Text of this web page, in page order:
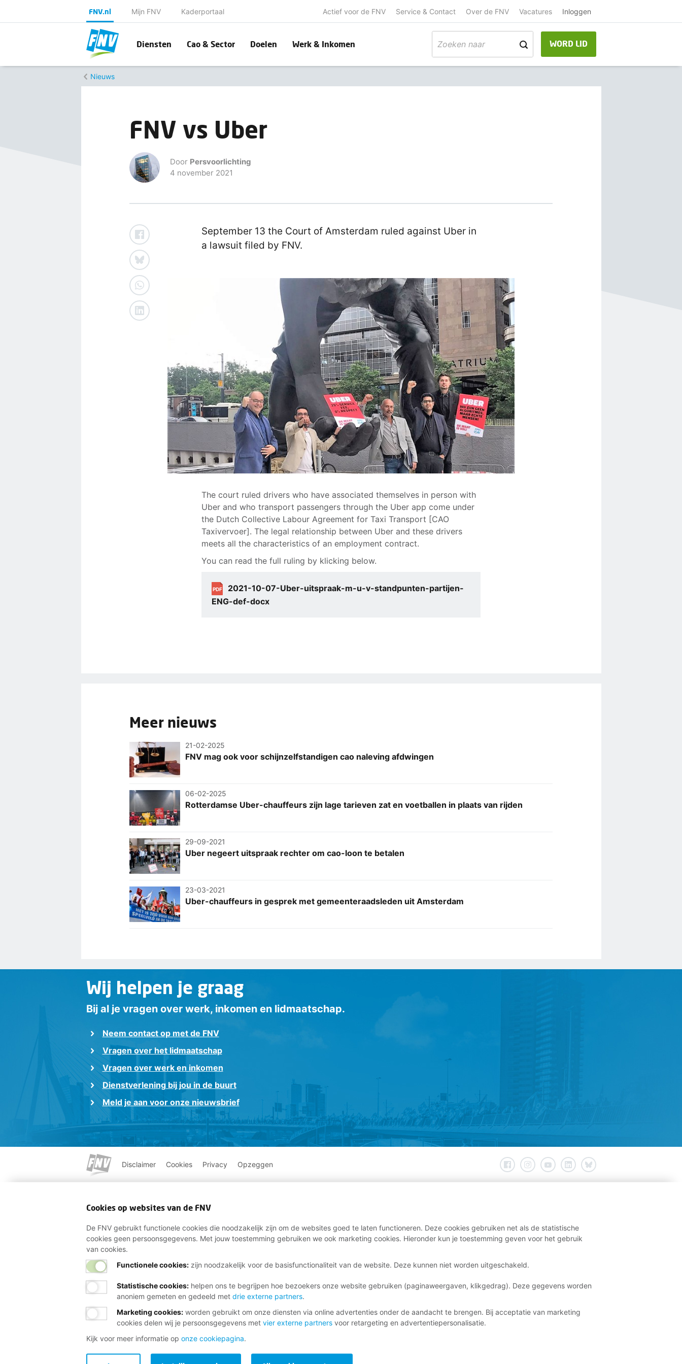
FNV.nl Mijn FNV Kaderportaal Actief voor de FNV Service & Contact Over de FNV Vacatures Inloggen
Diensten Cao & Sector Doelen Werk & Inkomen WORD LID
Nieuws
FNV vs Uber
Door Persvoorlichting
4 november 2021
September 13 the Court of Amsterdam ruled against Uber in
a lawsuit filed by FNV.
The court ruled drivers who have associated themselves in person with
Uber and who transport passengers through the Uber app come under
the Dutch Collective Labour Agreement for Taxi Transport [CAO
Taxivervoer]. The legal relationship between Uber and these drivers
meets all the characteristics of an employment contract.
You can read the full ruling by klicking below.
PDF
2021-10-07-Uber-uitspraak-m-u-v-standpunten-partijen-
ENG-def-docx
Meer nieuws
21-02-2025
FNV mag ook voor schijnzelfstandigen cao naleving afdwingen
06-02-2025
Rotterdamse Uber-chauffeurs zijn lage tarieven zat en voetballen in plaats van rijden
29-09-2021
Uber negeert uitspraak rechter om cao-loon te betalen
23-03-2021
Uber-chauffeurs in gesprek met gemeenteraadsleden uit Amsterdam
Wij helpen je graag
Bij al je vragen over werk, inkomen en lidmaatschap.
Neem contact op met de FNV
Vragen over het lidmaatschap
Vragen over werk en inkomen
Dienstverlening bij jou in de buurt
Meld je aan voor onze nieuwsbrief
Disclaimer Cookies Privacy Opzeggen
Cookies op websites van de FNV
De FNV gebruikt functionele cookies die noodzakelijk zijn om de websites goed te laten functioneren. Deze cookies gebruiken net als de statistische
cookies geen persoonsgegevens. Met jouw toestemming gebruiken we ook marketing cookies. Hieronder kun je toestemming geven voor het gebruik
van cookies.
Functionele cookies:zijn noodzakelijk voor de basisfunctionaliteit van de website. Deze kunnen niet worden uitgeschakeld.
Statistische cookies: helpen ons te begrijpen hoe bezoekers onze website gebruiken (paginaweergaven, klikgedrag). Deze gegevens worden
anoniem gemeten en gedeeld met drie externe partners.
Marketing cookies: worden gebruikt om onze diensten via online advertenties onder de aandacht te brengen. Bij acceptatie van marketing
cookies delen wij je persoonsgegevens met vier externe partnersvoor retargeting en advertentiepersonalisatie.
Kijk voor meer informatie op onze cookiepagina.